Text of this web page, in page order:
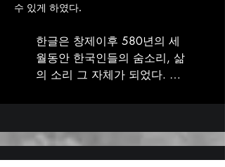
수 있게 하였다.
한글은 창제이후 580년의 세
월동안 한국인들의 숨소리, 삶
의 소리 그 자체가 되었다. 뿐
복을 선사하는 무한한 생명력
한국 사람들에게 끊임없는 기
운생동의 힘, 삶의 그 근원인